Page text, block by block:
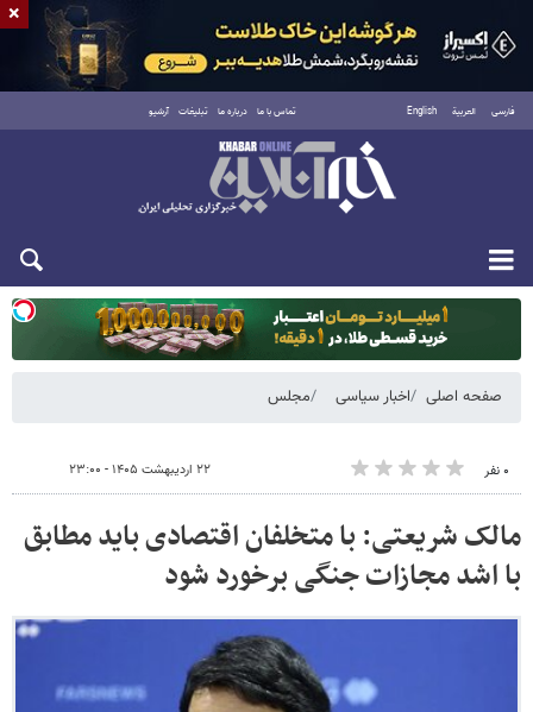
فارسی العربية English تماس با ما درباره ما تبلیغات آرشیو
یکشنبه ۱۸ مرداد ۱۴۰۵
صفحه اصلی اخبار سیاسی مجلس
۰ نفر ۲۲ اردیبهشت ۱۴۰۵ - ۲۳:۰۰
مالک شریعتی: با متخلفان اقتصادی باید مطابق
با اشد مجازات جنگی برخورد شود
×